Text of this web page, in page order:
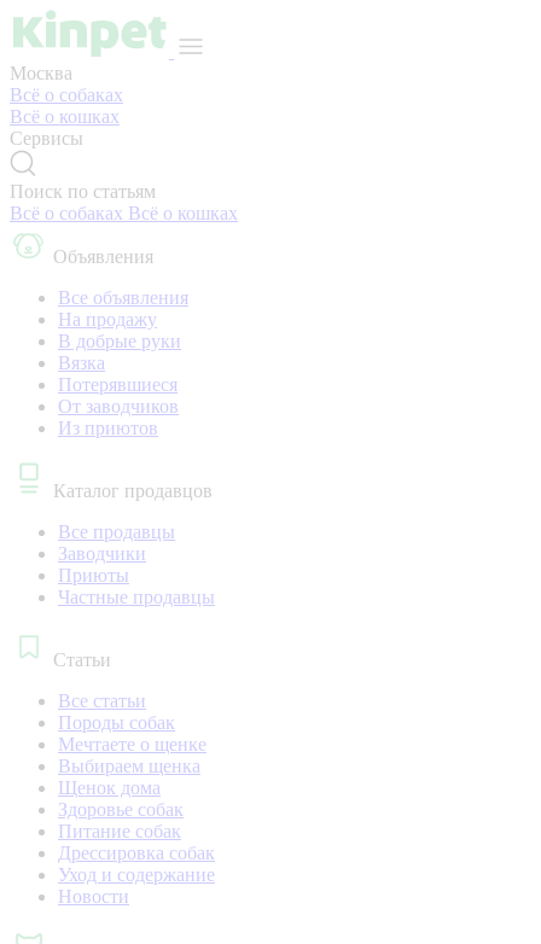
Москва
Всё о собаках
Всё о кошках
Сервисы
Поиск по статьям
Всё о собаках Всё о кошках
Объявления
Все объявления
На продажу
В добрые руки
Вязка
Потерявшиеся
От заводчиков
Из приютов
Каталог продавцов
Все продавцы
Заводчики
Приюты
Частные продавцы
Статьи
Все статьи
Породы собак
Мечтаете о щенке
Выбираем щенка
Щенок дома
Здоровье собак
Питание собак
Дрессировка собак
Уход и содержание
Новости